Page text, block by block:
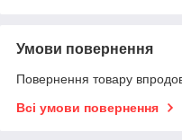
Умови повернення
Повернення товару
Всі умови повернення